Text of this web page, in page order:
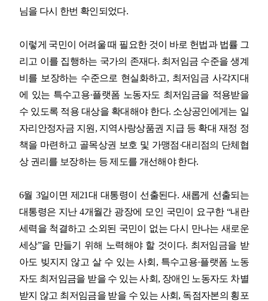
님을 다시 한번 확인되었다.
이렇게 국민이 어려울 때 필요한 것이 바로 헌법과 법률 그
리고 이를 집행하는 국가의 존재다. 최저임금 수준을 생계
비를 보장하는 수준으로 현실화하고, 최저임금 사각지대
에 있는 특수고용·플랫폼 노동자도 최저임금을 적용받을
수 있도록 적용 대상을 확대해야 한다. 소상공인에게는 일
자리안정자금 지원 , 지역사랑상품권 지급 등 확대 재정 정
책을 마련하고 골목상권 보호 및 가맹점·대리점의 단체협
상 권리를 보장하는 등 제도를 개선해야 한다.
6월 3일이면 제 21대 대통령이 선출된다. 새롭게 선출되는
대통령은 지난4개월간 광장에 모인 국민이 요구한 “내란
세력을 척결하고 소외된 국민이 없는 다시 만나는 새로운
세상”을 만들기 위해 노력해야 할 것이다. 최저임금을 받
아도 빚지지 않고 살 수 있는 사회 , 특수고용·플랫폼 노동
자도 최저임금을 받을 수 있는 사회 , 장애인 노동자도 차별
받지 않고 최저임금을 받을 수 있는 사회 , 독점자본의 횡포